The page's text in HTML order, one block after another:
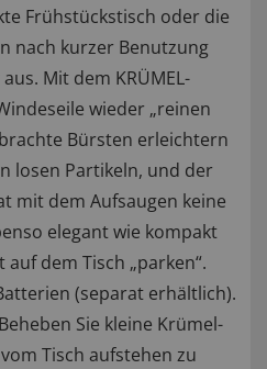
Frühstückstisch oder die
nach kurzer Benutzung
Mit dem KRÜMEL-
wieder „reinen
Bürsten erleichtern
losen Partikeln, und der
mit dem Aufsaugen keine
elegant wie kompakt
dem Tisch „parken“.
(separat erhältlich).
Sie kleine Krümel-
Tisch aufstehen zu